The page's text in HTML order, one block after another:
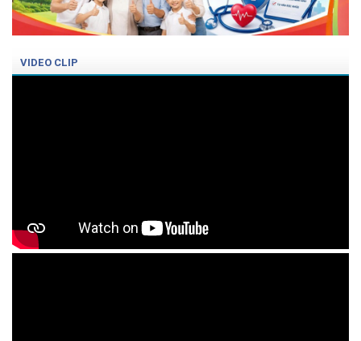
VIDEO CLIP